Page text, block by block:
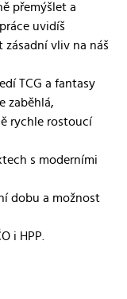
přemýšlet a
uvidíš
zásadní vliv na náš
TCG a fantasy
zaběhlá,
rychle rostoucí
s moderními
dobu a možnost
i HPP.